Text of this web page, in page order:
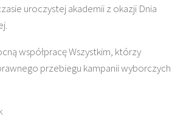
uroczystej akademii z okazji Dnia
współpracę Wszystkim, którzy
przebiegu kampanii wyborczych